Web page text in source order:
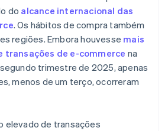
do alcance internacional das
. Os hábitos de compra também
regiões. Embora houvesse mais
transações de e-commerce na
trimestre de 2025, apenas
menos de um terço, ocorreram
elevado de transações